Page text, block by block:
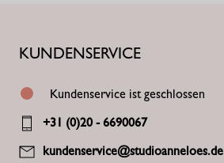
KUNDENSERVICE
Kundenservice ist geschlossen
+31 (0)20 - 6690067
kundenservice@studioanneloes.de